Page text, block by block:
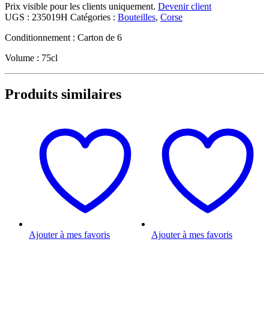
Prix visible pour les clients uniquement. Devenir client
UGS : 235019H Catégories : Bouteilles, Corse
Conditionnement : Carton de 6
Volume : 75cl
Produits similaires
Ajouter à mes favoris Ajouter à mes favoris